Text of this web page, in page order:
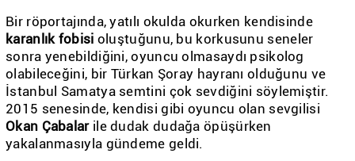
Bir röportajında, yatılı okulda okurken kendisinde
karanlık fobisi oluştuğunu, bu korkusunu seneler
sonra yenebildiğini, oyuncu olmasaydı psikolog
olabileceğini, bir Türkan Şoray hayranı olduğunu ve
İstanbul Samatya semtini çok sevdiğini söylemiştir.
2015 senesinde, kendisi gibi oyuncu olan sevgilisi
Okan Çabalarile dudak dudağa öpüşürken
yakalanmasıyla gündeme geldi.